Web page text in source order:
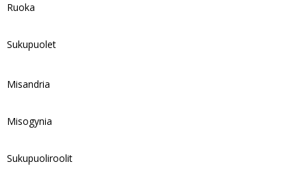
Ruoka
Sukupuolet
Misandria
Misogynia
Sukupuoliroolit